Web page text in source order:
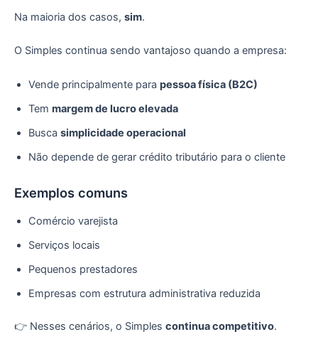
Na maioria dos casos, sim.
O Simples continua sendo vantajoso quando a empresa:
Vende principalmente para pessoa física (B2C)
Tem margem de lucro elevada
Busca simplicidade operacional
Não depende de gerar crédito tributário para o cliente
Exemplos comuns
Comércio varejista
Serviços locais
Pequenos prestadores
Empresas com estrutura administrativa reduzida
👉 Nesses cenários, o Simples continua competitivo.